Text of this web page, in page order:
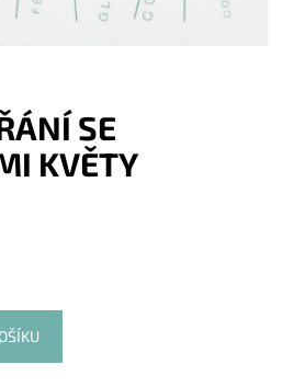
SE
KVĚTY